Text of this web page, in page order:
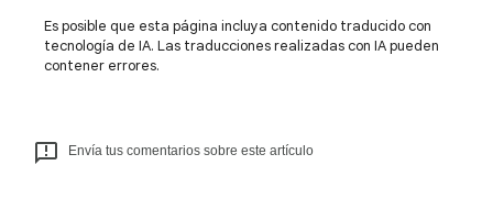
Es posible que esta página incluya contenido traducido con
tecnología de IA. Las traducciones realizadas con IA pueden
contener errores.
Envía tus comentarios sobre este artículo